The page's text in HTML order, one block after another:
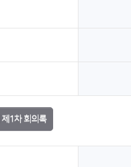
1차 회의록